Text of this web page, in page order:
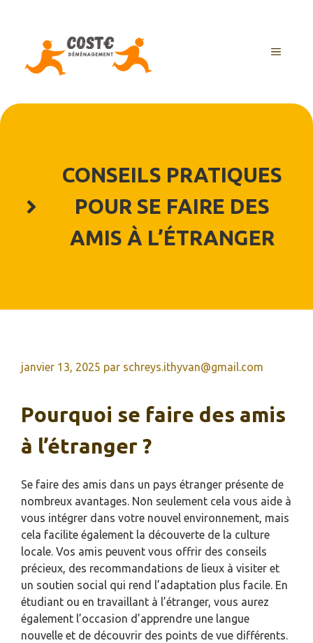
MENU
CONSEILS PRATIQUES
POUR SE FAIRE DES
AMIS À L’ÉTRANGER
janvier 13, 2025 par schreys.ithyvan@gmail.com
Pourquoi se faire des amis
à l’étranger ?
Se faire des amis dans un pays étranger présente de
nombreux avantages. Non seulement cela vous aide à
vous intégrer dans votre nouvel environnement, mais
cela facilite également la découverte de la culture
locale. Vos amis peuvent vous offrir des conseils
précieux, des recommandations de lieux à visiter et
un soutien social qui rend l’adaptation plus facile. En
étudiant ou en travaillant à l’étranger, vous aurez
également l’occasion d’apprendre une langue
nouvelle et de découvrir des points de vue différents.